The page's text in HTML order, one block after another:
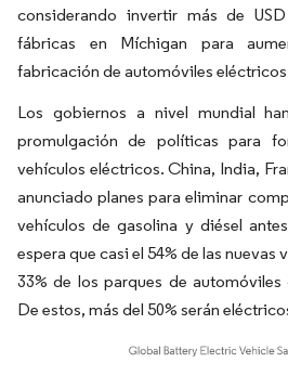
considerando invertir más de
fábricas en Míchigan para
fabricación de automóviles
Los gobiernos a nivel mundial
promulgación de políticas para
vehículos eléctricos. China, India,
anunciado planes para eliminar
vehículos de gasolina y diésel
espera que casi el 54% de las nuevas
33% de los parques de automóviles
De estos, más del 50% serán